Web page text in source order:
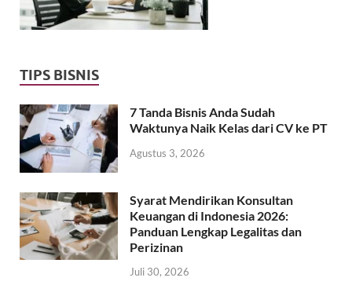
TIPS BISNIS
7 Tanda Bisnis Anda Sudah
Waktunya Naik Kelas dari CV ke PT
Agustus 3, 2026
Syarat Mendirikan Konsultan
Keuangan di Indonesia 2026:
Panduan Lengkap Legalitas dan
Perizinan
Juli 30, 2026